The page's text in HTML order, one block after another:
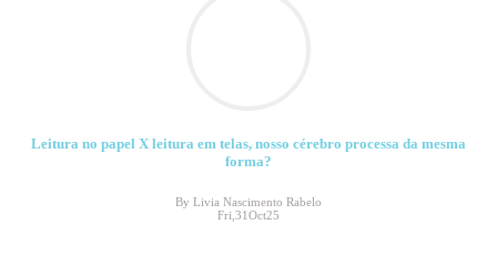
Leitura no papel X leitura em telas, nosso cérebro processa da mesma
forma?
By Livia Nascimento Rabelo
Fri,31Oct25